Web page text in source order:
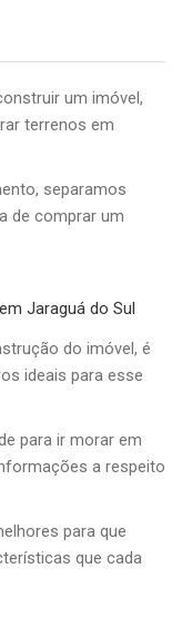
um imóvel,
terrenos em
separamos
de comprar um
Jaraguá do Sul
do imóvel, é
ideais para esse
para ir morar em
a respeito
para que
que cada